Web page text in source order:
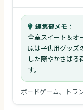
編集部メモ：
全室スイート＆
原は子供用グッズ
した際やかさばる
す。
ボードゲーム、トラ